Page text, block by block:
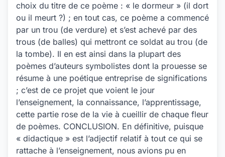
choix du titre de ce poème : « le dormeur » (il dort
ou il meurt ?) ; en tout cas, ce poème a commencé
par un trou (de verdure) et s’est achevé par des
trous (de balles) qui mettront ce soldat au trou (de
la tombe). Il en est ainsi dans la plupart des
poèmes d’auteurs symbolistes dont la prouesse se
résume à une poétique entreprise de significations
; c’est de ce projet que voient le jour
l’enseignement, la connaissance, l’apprentissage,
cette partie rose de la vie à cueillir de chaque fleur
de poèmes. CONCLUSION. En définitive, puisque
« didactique » est l’adjectif relatif à tout ce qui se
rattache à l’enseignement, nous avions pu en